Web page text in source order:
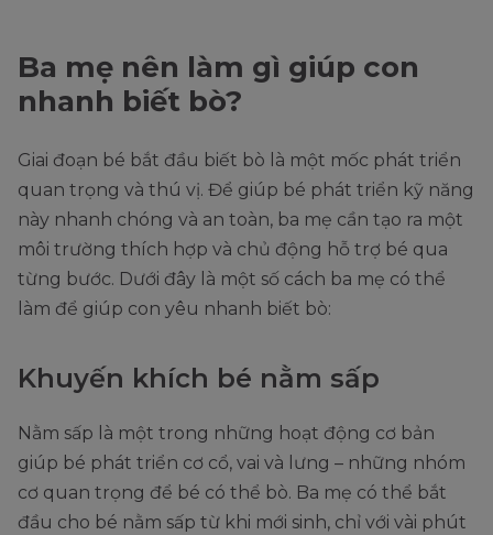
Ba mẹ nên làm gì giúp con
nhanh biết bò?
Giai đoạn bé bắt đầu biết bò là một mốc phát triển
quan trọng và thú vị. Để giúp bé phát triển kỹ năng
này nhanh chóng và an toàn, ba mẹ cần tạo ra một
môi trường thích hợp và chủ động hỗ trợ bé qua
từng bước. Dưới đây là một số cách ba mẹ có thể
làm để giúp con yêu nhanh biết bò:
Khuyến khích bé nằm sấp
Nằm sấp là một trong những hoạt động cơ bản
giúp bé phát triển cơ cổ, vai và lưng – những nhóm
cơ quan trọng để bé có thể bò. Ba mẹ có thể bắt
đầu cho bé nằm sấp từ khi mới sinh, chỉ với vài phút